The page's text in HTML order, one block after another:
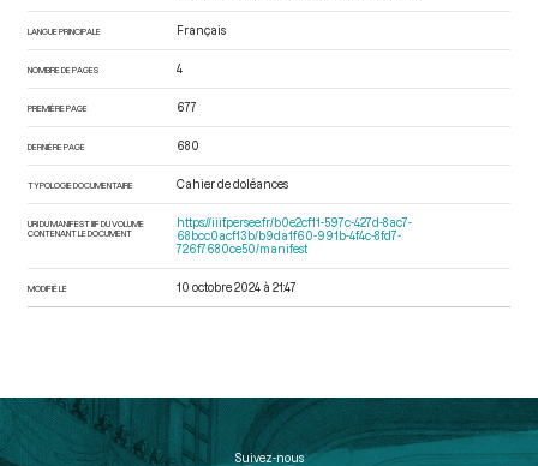
LANGUE PRINCIPALE Français
NOMBRE DE PAGES 4
PREMIÈRE PAGE 677
DERNIÈRE PAGE 680
TYPOLOGIE DOCUMENTAIRE Cahier de doléances
URI DU MANIFEST IIIF DU VOLUME
CONTENANT LE DOCUMENT
https://iiif.persee.fr/b0e2cf11-597c-427d-8ac7-
68bcc0acf13b/b9da1f60-991b-4f4c-8fd7-
726f7680ce50/manifest
MODIFIÉ LE 10 octobre 2024 à 21:47
Suivez-nous